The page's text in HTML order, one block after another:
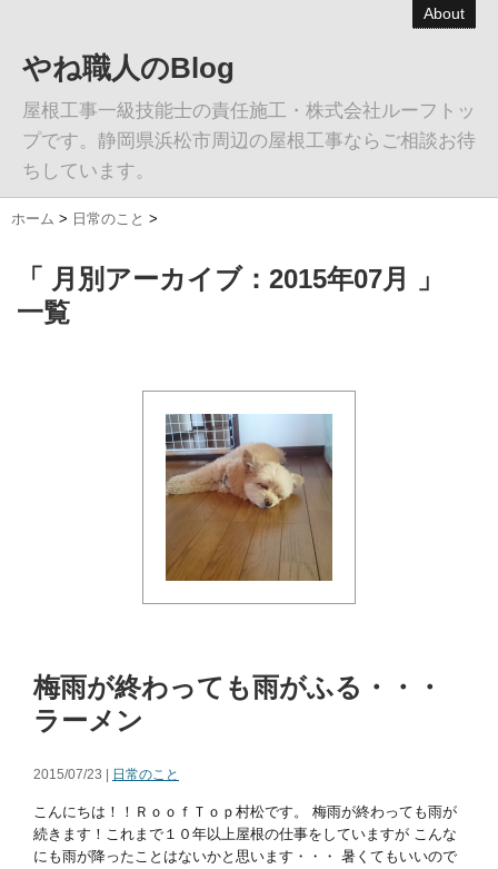
About
やね職人のBlog
屋根工事一級技能士の責任施工・株式会社ルーフトッ
プです。静岡県浜松市周辺の屋根工事ならご相談お待
ちしています。
ホーム > 日常のこと >
「 月別アーカイブ：2015年07月 」
一覧
梅雨が終わっても雨がふる・・・
ラーメン
2015/07/23 | 日常のこと
こんにちは！！ＲｏｏｆＴｏｐ村松です。 梅雨が終わっても雨が
続きます！これまで１０年以上屋根の仕事をしていますが こんな
にも雨が降ったことはないかと思います・・・ 暑くてもいいので